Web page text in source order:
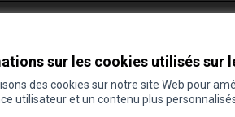
sur les cookies utilisés sur
des cookies sur notre site Web pour
utilisateur et un contenu plus